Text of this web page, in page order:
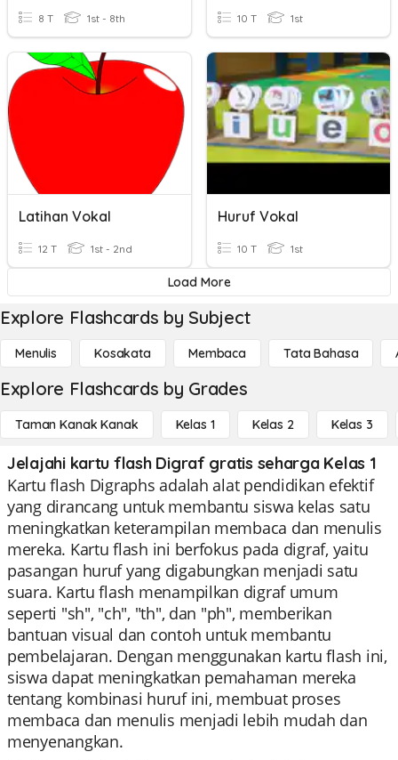
8 T 1st - 8th 10 T 1st
Latihan Vokal
12 T 1st - 2nd
Huruf Vokal
10 T 1st
Load More
Explore Flashcards by Subject
Menulis Kosakata Membaca Tata Bahasa
Explore Flashcards by Grades
Taman Kanak Kanak Kelas 1 Kelas 2 Kelas 3
Jelajahi kartu flash Digraf gratis seharga Kelas 1
Kartu flash Digraphs adalah alat pendidikan efektif
yang dirancang untuk membantu siswa kelas satu
meningkatkan keterampilan membaca dan menulis
mereka. Kartu flash ini berfokus pada digraf, yaitu
pasangan huruf yang digabungkan menjadi satu
suara. Kartu flash menampilkan digraf umum
seperti "sh", "ch", "th", dan "ph", memberikan
bantuan visual dan contoh untuk membantu
pembelajaran. Dengan menggunakan kartu flash ini,
siswa dapat meningkatkan pemahaman mereka
tentang kombinasi huruf ini, membuat proses
membaca dan menulis menjadi lebih mudah dan
menyenangkan.